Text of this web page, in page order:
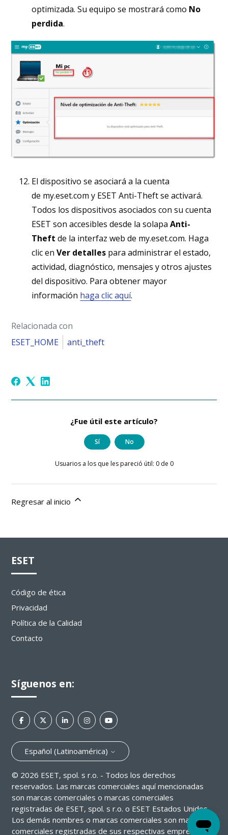
optimizada. Su equipo se mostrará como No
perdida.
El dispositivo se asociará a la cuenta
de my.eset.com y ESET Anti-Theft se activará.
Todos los dispositivos asociados con su cuenta
ESET son accesibles desde la solapaAnti-
Theft de la interfaz web de my.eset.com. Haga
clic enVer detalles para administrar el estado,
actividad, diagnóstico, mensajes y otros ajustes
del dispositivo. Para obtener mayor
información haga clic aquí.
Relacionada con
ESET_HOME
anti_theft
¿Fue útil este artículo?
Sí No
Usuarios a los que les pareció útil: 0 de 0
Regresar al inicio
ESET
Código de ética
Privacidad
Política de la Calidad
Contacto
Síguenos en:
Español (Latinoamérica)
© 2026 ESET, spol. s r.o. - Todos los derechos
reservados. Las marcas comerciales aquí mencionadas
son marcas comerciales o marcas comerciales
registradas de ESET, spol. s r.o. o ESET Estados Unidos.
Los demás nombres o marcas comerciales son marcas
comerciales registradas de sus respectivas empresas.